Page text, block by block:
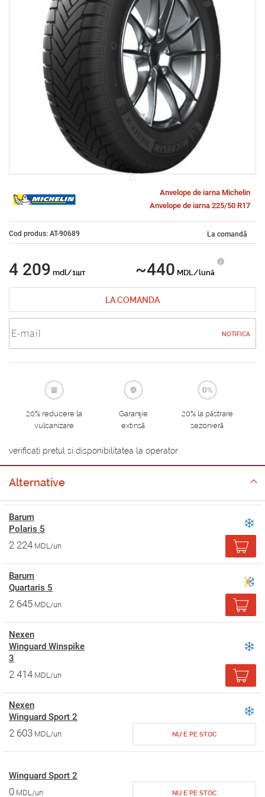
Anvelope de iarna Michelin
Anvelope de iarna 225/50 R17
Cod produs: AT-90689 La comandă
4 209 mdl/1шт ~440 MDL/lună
LA COMANDA
NOTIFICA
20% reducere la
vulcanizare
Garanție
extinsă
20% la păstrare
sezonieră
verificati pretul si disponibilitatea la operator
Alternative
Barum
Polaris 5
2 224 MDL/un
Barum
Quartaris 5
2 645 MDL/un
Nexen
Winguard Winspike
3
2 414 MDL/un
Nexen
Winguard Sport 2
2 603 MDL/un NU E PE STOC
Winguard Sport 2
0 MDL/un NU E PE STOC